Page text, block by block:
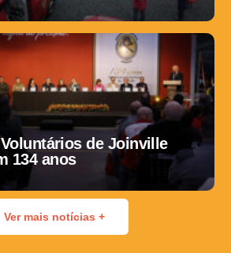
de Joinville
134 anos
Ver mais notícias +